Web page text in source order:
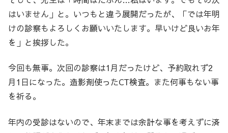
はいません」と。いつもと違う展開だったが、「では年明
けの診察もよろしくお願いいたします。早いけど良いお年
を」と挨拶した。
今回も無事。次回の診察は1月だったけど、予約取れず2
月1日になった。造影剤使ったCT検査。また何事もない事
を祈る。
年内の受診はないので、年末までは余計な事を考えずに済